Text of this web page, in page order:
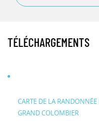
TÉLÉCHARGEMENTS
CARTE DE LA RANDONNÉE
GRAND COLOMBIER